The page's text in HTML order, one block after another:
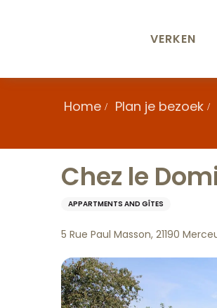
VERKEN
Home Plan je bezoek
Chez le
APPARTMENTS AND GÎTES
5 Rue Paul Masson, 21190